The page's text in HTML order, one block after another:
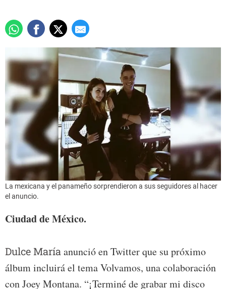
La mexicana y el panameño sorprendieron a sus seguidores al hacer
el anuncio.
Ciudad de México.
Dulce Maríaanunció en Twitter que su próximo
álbum incluirá el tema Volvamos, una colaboración
con Joey Montana. “¡Terminé de grabar mi disco